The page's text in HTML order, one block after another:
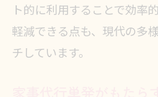
ト的に利用することで効率
軽減できる点も、現代の多
チしています。